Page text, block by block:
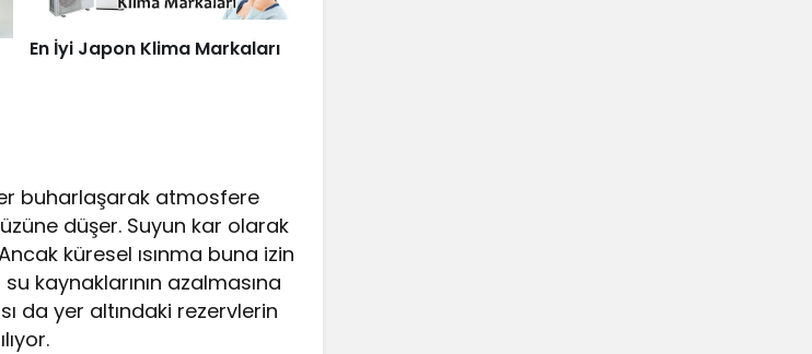
En İyi Japon Klima Markaları
buharlaşarak atmosfere
düşer. Suyun kar olarak
küresel ısınma buna izin
kaynaklarının azalmasına
da yer altındaki rezervlerin